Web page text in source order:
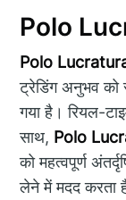
Polo
Polo
ट्रेडिंग अनुभव को
गया है। रियल-
साथ, Polo
को महत्वपूर्ण
लेने में मदद करता